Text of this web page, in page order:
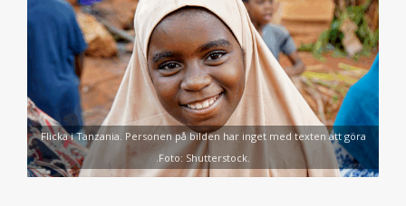
Flicka i Tanzania. Personen på bilden har inget med texten att göra
.Foto: Shutterstock.